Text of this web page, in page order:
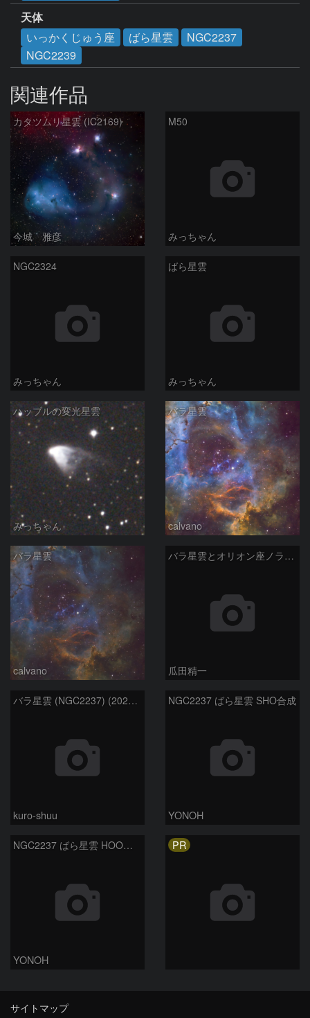
天体
いっかくじゅう座
ばら星雲
NGC2237
NGC2239
関連作品
カタツムリ星雲 (IC2169)
今城 雅彦
M50
みっちゃん
NGC2324
みっちゃん
ばら星雲
みっちゃん
ハッブルの変光星雲
みっちゃん
バラ星雲
calvano
バラ星雲
calvano
バラ星雲とオリオン座ノラマ50mm
瓜田精一
バラ星雲 (NGC2237) (2026/02/15他2夜)
kuro-shuu
NGC2237 ばら星雲 SHO合成
YONOH
NGC2237 ばら星雲 HOO合成
YONOH
PR
サイトマップ